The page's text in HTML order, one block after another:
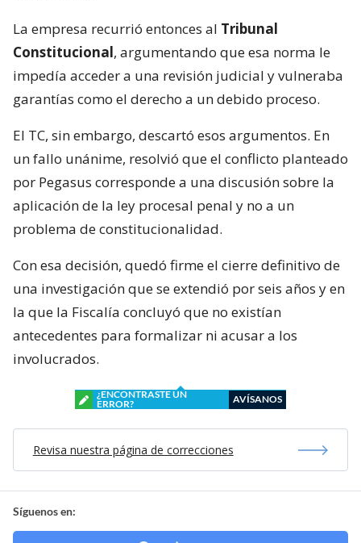
La empresa recurrió entonces al Tribunal
Constitucional, argumentando que esa norma le
impedía acceder a una revisión judicial y vulneraba
garantías como el derecho a un debido proceso.
El TC, sin embargo, descartó esos argumentos. En
un fallo unánime, resolvió que el conflicto planteado
por Pegasus corresponde a una discusión sobre la
aplicación de la ley procesal penal y no a un
problema de constitucionalidad.
Con esa decisión, quedó firme el cierre definitivo de
una investigación que se extendió por seis años y en
la que la Fiscalía concluyó que no existían
antecedentes para formalizar ni acusar a los
involucrados.
¿ENCONTRASTE UN
ERROR?
AVÍSANOS
Revisa nuestra página de correcciones
Síguenos en: